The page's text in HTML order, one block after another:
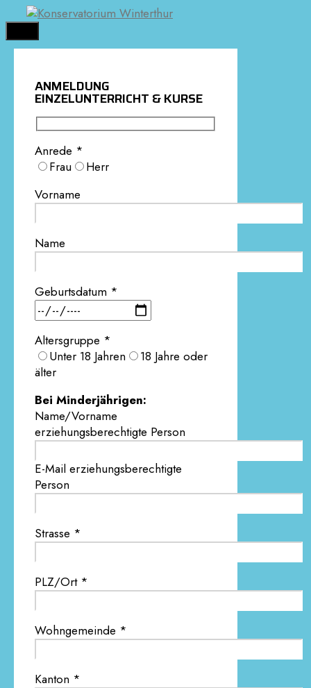
Springe
zum
Inhalt
ANMELDUNG
EINZELUNTERRICHT & KURSE
Anrede *
Frau
Herr
Vorname
Name
Geburtsdatum *
Altersgruppe *
Unter 18 Jahren
18 Jahre oder
älter
Bei Minderjährigen:
Name/Vorname
erziehungsberechtigte Person
E-Mail erziehungsberechtigte
Person
Strasse *
PLZ/Ort *
Wohngemeinde *
Kanton *